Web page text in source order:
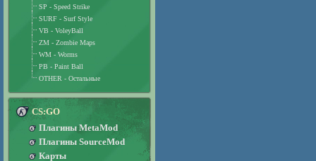
SP - Speed Strike
SURF - Surf Style
VB - VoleyBall
ZM - Zombie Maps
WM - Worms
PB - Paint Ball
OTHER - Остальные
CS:GO
Плагины MetaMod
Плагины SourceMod
Карты